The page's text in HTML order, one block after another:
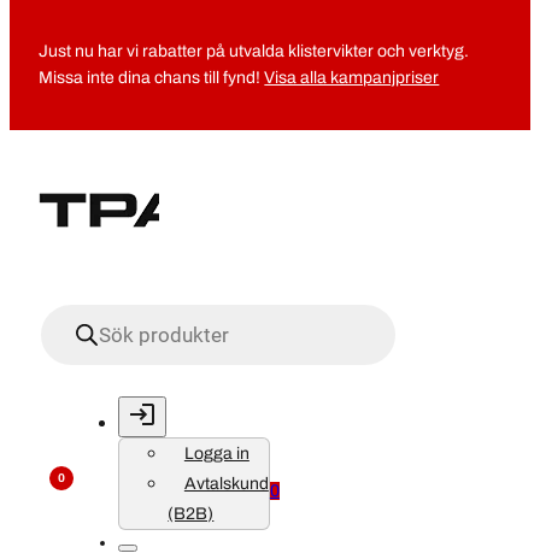
Just nu har vi rabatter på utvalda klistervikter och verktyg.
Missa inte dina chans till fynd!Visa alla kampanjpriser
Logga in
Avtalskund
(B2B)
0
0